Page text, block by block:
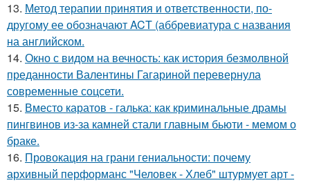
13. Метод терапии принятия и ответственности, по-
другому ее обозначают ACT (аббревиатура с названия
на английском.
14. Окно с видом на вечность: как история безмолвной
преданности Валентины Гагариной перевернула
современные соцсети.
15. Вместо каратов - галька: как криминальные драмы
пингвинов из-за камней стали главным бьюти - мемом о
браке.
16. Провокация на грани гениальности: почему
архивный перформанс "Человек - Хлеб" штурмует арт -